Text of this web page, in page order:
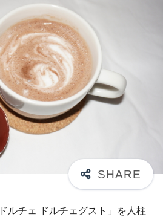
ルチェ ドルチェグスト」を人柱